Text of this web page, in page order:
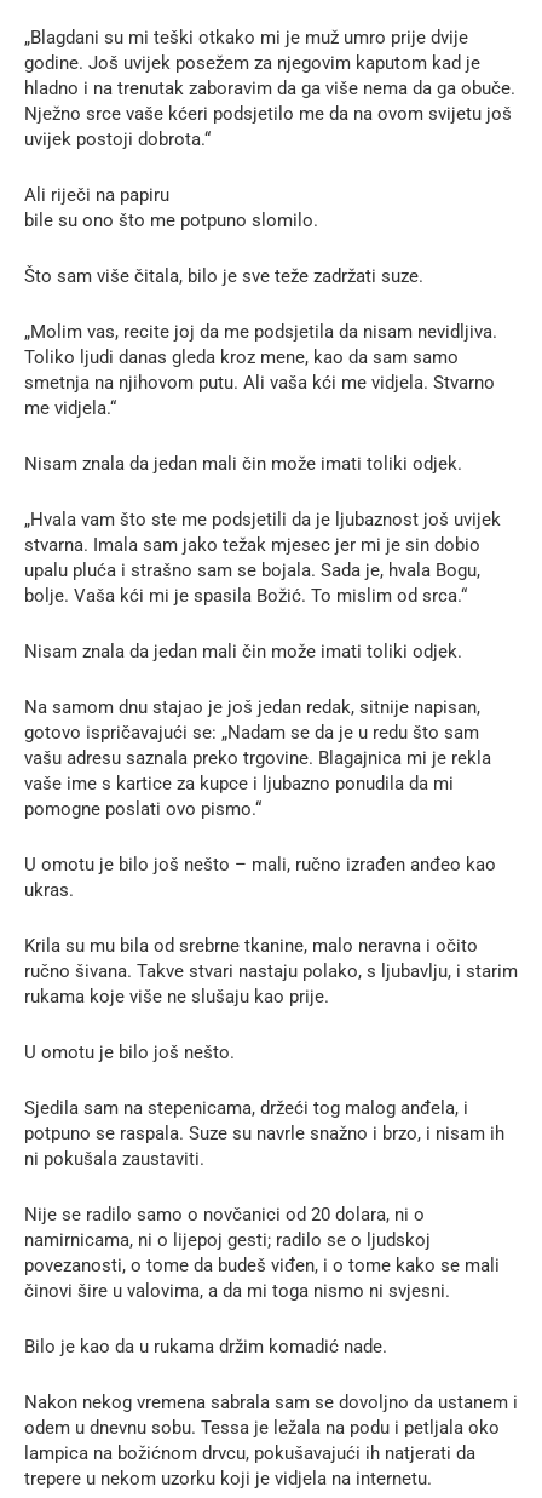
„Blagdani su mi teški otkako mi je muž umro prije dvije
godine. Još uvijek posežem za njegovim kaputom kad je
hladno i na trenutak zaboravim da ga više nema da ga obuče.
Nježno srce vaše kćeri podsjetilo me da na ovom svijetu još
uvijek postoji dobrota.“
Ali riječi na papiru
bile su ono što me potpuno slomilo.
Što sam više čitala, bilo je sve teže zadržati suze.
„Molim vas, recite joj da me podsjetila da nisam nevidljiva.
Toliko ljudi danas gleda kroz mene, kao da sam samo
smetnja na njihovom putu. Ali vaša kći me vidjela. Stvarno
me vidjela.“
Nisam znala da jedan mali čin može imati toliki odjek.
„Hvala vam što ste me podsjetili da je ljubaznost još uvijek
stvarna. Imala sam jako težak mjesec jer mi je sin dobio
upalu pluća i strašno sam se bojala. Sada je, hvala Bogu,
bolje. Vaša kći mi je spasila Božić. To mislim od srca.“
Nisam znala da jedan mali čin može imati toliki odjek.
Na samom dnu stajao je još jedan redak, sitnije napisan,
gotovo ispričavajući se: „Nadam se da je u redu što sam
vašu adresu saznala preko trgovine. Blagajnica mi je rekla
vaše ime s kartice za kupce i ljubazno ponudila da mi
pomogne poslati ovo pismo.“
U omotu je bilo još nešto – mali, ručno izrađen anđeo kao
ukras.
Krila su mu bila od srebrne tkanine, malo neravna i očito
ručno šivana. Takve stvari nastaju polako, s ljubavlju, i starim
rukama koje više ne slušaju kao prije.
U omotu je bilo još nešto.
Sjedila sam na stepenicama, držeći tog malog anđela, i
potpuno se raspala. Suze su navrle snažno i brzo, i nisam ih
ni pokušala zaustaviti.
Nije se radilo samo o novčanici od 20 dolara, ni o
namirnicama, ni o lijepoj gesti; radilo se o ljudskoj
povezanosti, o tome da budeš viđen, i o tome kako se mali
činovi šire u valovima, a da mi toga nismo ni svjesni.
Bilo je kao da u rukama držim komadić nade.
Nakon nekog vremena sabrala sam se dovoljno da ustanem i
odem u dnevnu sobu. Tessa je ležala na podu i petljala oko
lampica na božićnom drvcu, pokušavajući ih natjerati da
trepere u nekom uzorku koji je vidjela na internetu.